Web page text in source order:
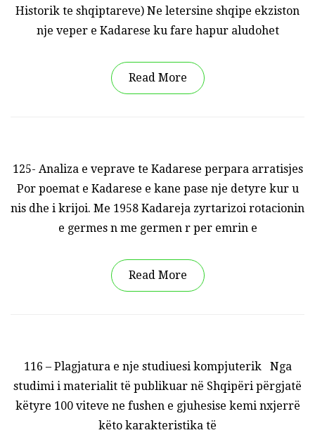
Historik te shqiptareve) Ne letersine shqipe ekziston
nje veper e Kadarese ku fare hapur aludohet
Read More
125- Analiza e veprave te Kadarese perpara arratisjes
Por poemat e Kadarese e kane pase nje detyre kur u
nis dhe i krijoi. Me 1958 Kadareja zyrtarizoi rotacionin
e germes n me germen r per emrin e
Read More
116 – Plagjatura e nje studiuesi kompjuterik Nga
studimi i materialit të publikuar në Shqipëri përgjatë
këtyre 100 viteve ne fushen e gjuhesise kemi nxjerrë
këto karakteristika të